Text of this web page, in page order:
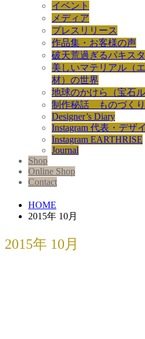
イベント
メディア
プレスリリース
作品集・お客様の声
破天荒過ぎるパキス
美しいマテリアル（
材）の世界
地球のかけら（宝石
制作秘話 ものづく
Designer’s Diary
Instagram 代表・デザ
Instagram EARTHRISE
Journal
Shop
Online Shop
Contact
HOME
2015年 10月
2015年 10月